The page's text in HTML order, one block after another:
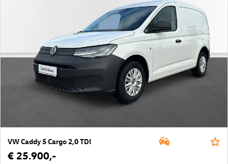
VW Caddy 5 Cargo 2,0 TDI
€ 25.900,-